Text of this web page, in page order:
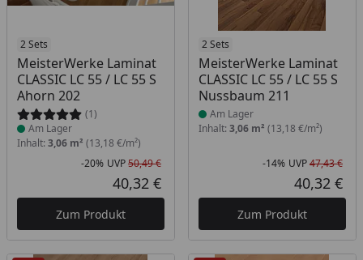
2 Sets
MeisterWerke Laminat
CLASSIC LC 55 / LC 55 S
Ahorn 202
(1)
Produkt am Lager
Am Lager
Inhalt: 3,06 m² (13,18 €/m²)
Rabatt in Prozent
-20%
Ursprünglicher Preis
UVP50,49 €
Aktueller Preis
40,32 €
Zum Produkt
2 Sets
MeisterWerke Laminat
CLASSIC LC 55 / LC 55 S
Nussbaum 211
Produkt am Lager
Am Lager
Inhalt: 3,06 m² (13,18 €/m²)
-14% UVP47,43 €
40,32 €
Zum Produkt